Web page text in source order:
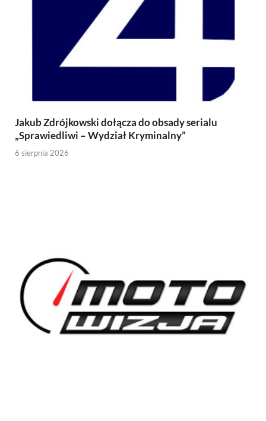
Jakub Zdrójkowski dołącza do obsady serialu
„Sprawiedliwi – Wydział Kryminalny”
6 sierpnia 2026